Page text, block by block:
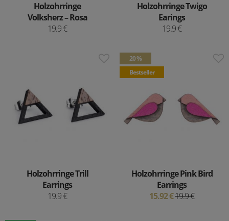
Holzohrringe
Volksherz – Rosa
19.9 €
Holzohrringe Twigo
Earings
19.9 €
Holzohrringe Trill
Earrings
19.9 €
20 %
Bestseller
Holzohrringe Pink Bird
Earrings
15.92 €19.9 €